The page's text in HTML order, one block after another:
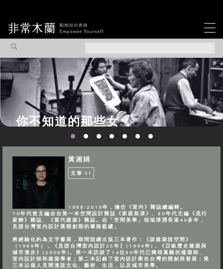
觀點專欄
焦點企劃
社會企業
認識我們
你不知道的那些女
性故事...
黃湘娟
文章 51
1988-2019年，擔任《室內》雜誌總編輯。
70年代曾主編全台第一本空間設計雜誌《家庭裝潢》、80年代主編《流行
家飾》雜誌、《當代建築》雜誌。在「空間美學」領域浸潤長達40多年，
見證台灣室內設計業開創期的篳路藍縷。
將經驗化約為文字書寫，期間陸續出版三本著作：《談建築說空間》
（1989年），《見證台灣室內設計25年》(1999年)，《亞歐歷史建築與
城市漫步》(2008年)。第一本訪談了14位80年代已獨領風騷的建築師、
室內設計師和建築學者；第二本記錄了室內設計業在台灣的開創與發展；第
三本以個人見聞漫談文化、藝術、生活，以及城市美學。